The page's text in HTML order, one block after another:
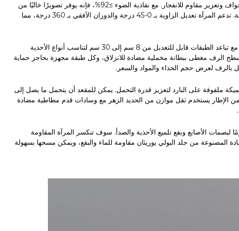
مجهزة بزجاج مرآة فضي مقسى مقاس 5 مم تمت معالجته بالطلاء وطحن الحواف وتعزيز مقاوم للانفجار. مع نفاذية الضوء ≥92%، فإنه يوفر تصويرًا خاليًا من
التشوهات وخاليًا من الأشباح لاستعادة لون الحذاء وملمسه وملاءمته للقدم بدقة. تدعم المرآة تعديل الزاوية بـ 0-45 درجة والدوران الأفقي بـ 360 درجة، مما
رفوف أحذية مدمجة مكونة من 2-3 طبقات قابلة للتعديل على جانبي المقعد، مع تباعد الطبقات قابل للتعديل من 8 سم إلى 30 سم لتناسب أنواع الأحذية
سطح الرف مغطى ببطانة مخملية مضادة للانزلاق، وكل طبقة مجهزة بحاجز حماية
6063، مقترنًا بعوارض فولاذية سميكة ملفوفة على البارد لتعزيز قدرة التحمل. يمكن للمقعد أن يتحمل ما يصل إلى
السفلي من الإطار يستخدم ثقل موازن من الحديد الزهر مع وسادات قدم مطاطية مضادة
لبصمات الأصابع وبقع تلميع الأحذية والصدأ. سوف تنكسر المرآة المقاومة
المصنوعة من جلد البولي يوريثان مقاومة للماء والبقع، ويمكن مسحها بسهولة